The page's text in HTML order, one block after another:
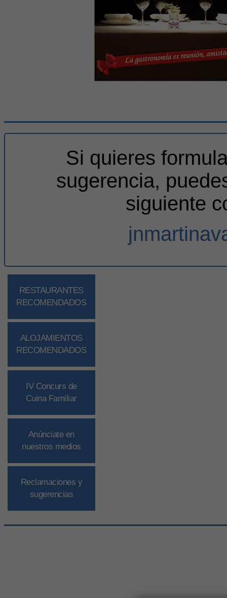
Si quieres
sugerencia,
siguiente
RESTAURANTES
RECOMENDADOS
ALOJAMIENTOS
RECOMENDADOS
IV Concurs de
Cuina Familiar
Anúnciate en
nuestros medios
Reclamaciones y
sugerencias